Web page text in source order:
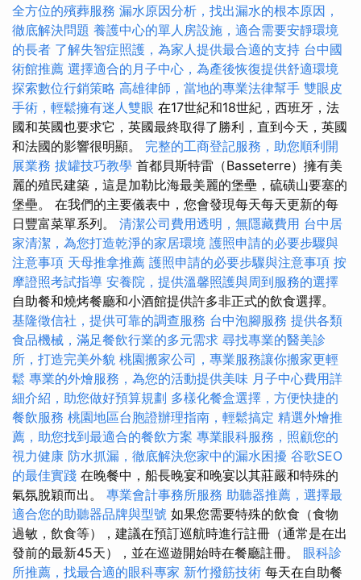
全方位的殯葬服務 漏水原因分析，找出漏水的根本原因，
徹底解決問題 養護中心的單人房設施，適合需要安靜環境
的長者 了解失智症照護，為家人提供最合適的支持 台中國
術館推薦 選擇適合的月子中心，為產後恢復提供舒適環境
探索數位行銷策略 高雄律師，當地的專業法律幫手 雙眼皮
手術，輕鬆擁有迷人雙眼 在17世紀和18世紀，西班牙，法
國和英國也要求它，英國最終取得了勝利，直到今天，英國
和法國的影響很明顯。 完整的工商登記服務，助您順利開
展業務 拔罐技巧教學 首都貝斯特雷（Basseterre）擁有美
麗的殖民建築，這是加勒比海最美麗的堡壘，硫磺山要塞的
堡壘。 在我們的主要儀表中，您會發現每天每天更新的每
日豐富菜單系列。 清潔公司費用透明，無隱藏費用 台中居
家清潔，為您打造乾淨的家居環境 護照申請的必要步驟與
注意事項 天母推拿推薦 護照申請的必要步驟與注意事項 按
摩證照考試指導 安養院，提供溫馨照護與周到服務的選擇
自助餐和燒烤餐廳和小酒館提供許多非正式的飲食選擇。
基隆徵信社，提供可靠的調查服務 台中泡腳服務 提供各類
食品機械，滿足餐飲行業的多元需求 尋找專業的醫美診
所，打造完美外貌 桃園搬家公司，專業服務讓你搬家更輕
鬆 專業的外燴服務，為您的活動提供美味 月子中心費用詳
細介紹，助您做好預算規劃 多樣化餐盒選擇，方便快捷的
餐飲服務 桃園地區台胞證辦理指南，輕鬆搞定 精選外燴推
薦，助您找到最適合的餐飲方案 專業眼科服務，照顧您的
視力健康 防水抓漏，徹底解決您家中的漏水困擾 谷歌SEO
的最佳實踐 在晚餐中，船長晚宴和晚宴以其莊嚴和特殊的
氣氛脫穎而出。 專業會計事務所服務 助聽器推薦，選擇最
適合您的助聽器品牌與型號 如果您需要特殊的飲食（食物
過敏，飲食等），建議在預訂巡航時進行註冊（通常是在出
發前的最新45天），並在巡遊開始時在餐廳註冊。 眼科診
所推薦，找最合適的眼科專家 新竹撥筋技術 每天在自助餐